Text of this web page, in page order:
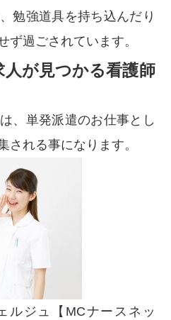
勉強道具を持ち込んだり
ず過ごされています。
が見つかる看護師
、単発派遣のお仕事とし
される事になります。
ルジュ【MCナースネッ